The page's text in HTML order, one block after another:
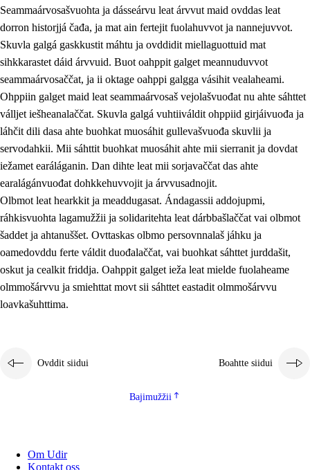
1.4 Hutkanillu, beroštupmi ja suokkardanhuovva
1.5 Luondduákten ja birasdiđolašvuohta
Demokratiija ja mielváikkuheapmi
Seammaárvosašvuohta ja dásseárvu leat árvvut maid ovddas leat
dorron historjjá čađa, ja mat ain fertejit fuolahuvvot ja nannejuvvot.
Skuvla galgá gaskkustit máhtu ja ovddidit miellaguottuid mat
sihkkarastet dáid árvvuid. Buot oahppit galget meannuduvvot
seammaárvosaččat, ja ii oktage oahppi galgga vásihit vealaheami.
Ohppiin galget maid leat seammaárvosaš vejolašvuođat nu ahte sáhttet
válljet iešheanalaččat. Skuvla galgá vuhtiiváldit ohppiid girjáivuođa ja
láhčit dili dasa ahte buohkat muosáhit gullevašvuođa skuvlii ja
servodahkii. Mii sáhttit buohkat muosáhit ahte mii sierranit ja dovdat
iežamet earáláganin. Dan dihte leat mii sorjavaččat das ahte
earalágánvuođat dohkkehuvvojit ja árvvusadnojit.
Olbmot leat hearkkit ja meaddugasat. Ándagassii addojupmi,
ráhkisvuohta lagamužžii ja solidaritehta leat dárbbašlaččat vai olbmot
šaddet ja ahtanuššet. Ovttaskas olbmo persovnnalaš jáhku ja
oamedovddu ferte váldit duođalaččat, vai buohkat sáhttet jurddašit,
oskut ja cealkit friddja. Oahppit galget ieža leat mielde fuolaheame
olmmošárvvu ja smiehttat movt sii sáhttet eastadit olmmošárvvu
loavkašuhttima.
Ovddit siidui Boahtte siidui
Bajimužžii
Om Udir
Kontakt oss